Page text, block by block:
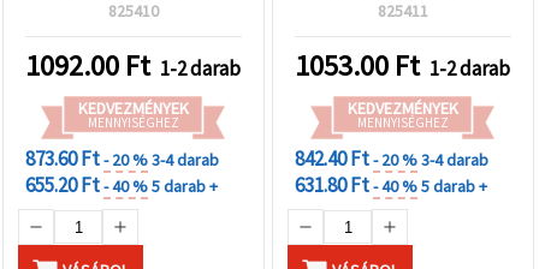
825410
1092.00 Ft 1-2 darab
KEDVEZMÉNYEK
MENNYISÉGHEZ
873.60 Ft- 20 %3-4 darab
655.20 Ft- 40 %5 darab +
rugalmas, többször
használható forma
gyantához, polimer
gyurmához,
epoxigyantához,
szappanhoz és gipszhez
825411
1053.00 Ft 1-2 darab
KEDVEZMÉNYEK
MENNYISÉGHEZ
842.40 Ft- 20 %3-4 darab
631.80 Ft- 40 %5 darab +